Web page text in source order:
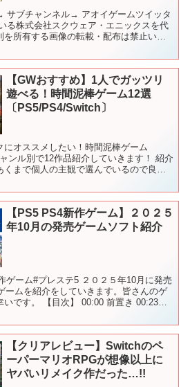
サブチャンネル→ アオイゲームツイッタ
る株式会社スクウェア・エニックスを代
所有する画像の転載・配布は禁止いた
【GWおすすめ】1人でガッツリ
遊べる！時間泥棒ゲーム12選
〔PS5/PS4/Switch〕
オススメしたい！時間泥棒ゲーム
ンル別で12作品紹介していきます！ 紹介
まで個人の主観で選んでいるので良け
【PS5 PS4新作ゲーム】２０２５
年10月の発売ゲームソフト紹介
ゲーム#プレステ5 ２０２５年10月に発売
ームを紹介をしていきます。皆さんのゲ
いです。 【目次】 00:00 前置き 00:23
【クリアレビュー】Switchのペ
ーパーマリオRPGが想像以上に
ヤバいリメイク作だった…!!